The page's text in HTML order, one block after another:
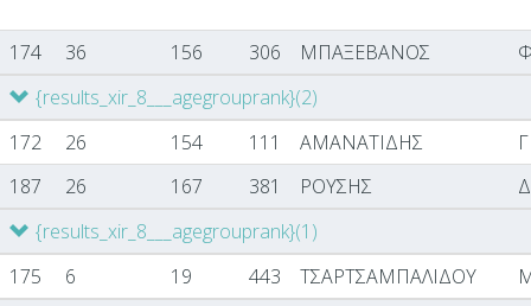
174 36 156 306 ΜΠΑΞΕΒΑΝΟΣ
{results_xir_8___agegrouprank}(2)
172
26 154 111 ΑΜΑΝΑΤΙΔΗΣ
187
26 167 381 ΡΟΥΣΗΣ
{results_xir_8___agegrouprank}(1)
175
6 19 443 ΤΣΑΡΤΣΑΜΠΑΛΙΔΟΥ